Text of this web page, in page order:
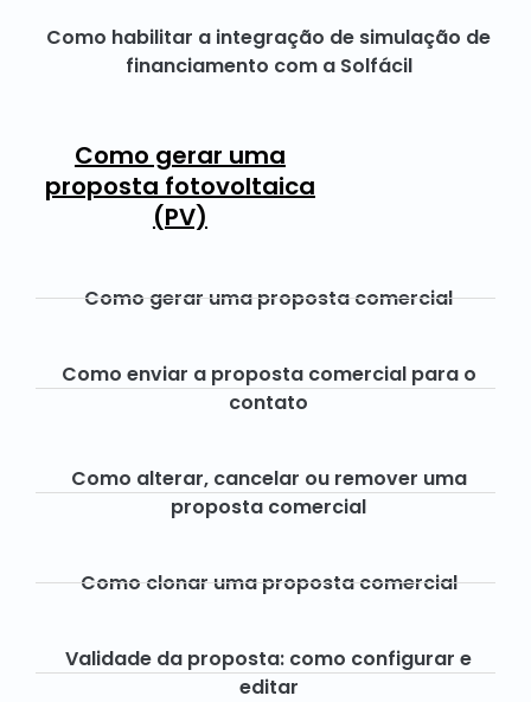
Como habilitar a integração de simulação de
financiamento com a Solfácil
Como gerar uma
proposta fotovoltaica
(PV)
Como gerar uma proposta comercial
Como enviar a proposta comercial para o
contato
Como alterar, cancelar ou remover uma
proposta comercial
Como clonar uma proposta comercial
Validade da proposta: como configurar e
editar​